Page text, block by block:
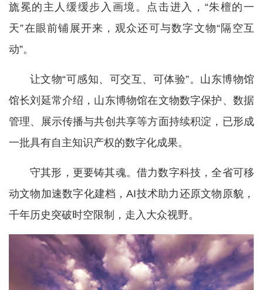
旒冕的主人缓缓步入画境。点击进入，“朱檀的一
天”在眼前铺展开来，观众还可与数字文物“隔空互
动”。
让文物“可感知、可交互、可体验”。山东博物馆
馆长刘延常介绍，山东博物馆在文物数字保护、数据
管理、展示传播与共创共享等方面持续积淀，已形成
一批具有自主知识产权的数字化成果。
守其形，更要铸其魂。借力数字科技，全省可移
动文物加速数字化建档，AI技术助力还原文物原貌，
千年历史突破时空限制，走入大众视野。